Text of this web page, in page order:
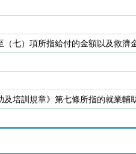
七）項所指給付的金額以及救濟
培訓規章》第七條所指的就業輔